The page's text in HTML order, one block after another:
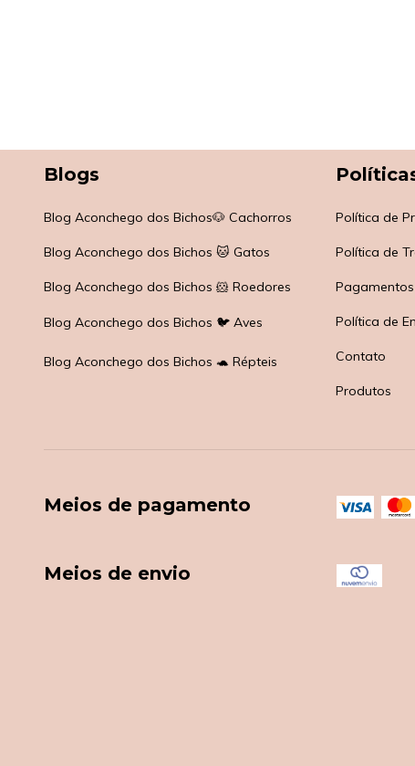
Blogs
Blog Aconchego dos Bichos🐶 Cachorros
Blog Aconchego dos Bichos 🐱 Gatos
Blog Aconchego dos Bichos 🐹 Roedores
Blog Aconchego dos Bichos 🐦 Aves
Blog Aconchego dos Bichos 🐢 Répteis
Política de
Política de
Política de
Contato
Produtos
Meios de pagamento
Meios de envio